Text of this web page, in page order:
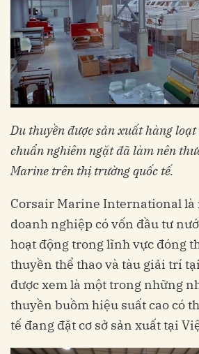
Du thuyền được sản xuất hàng
chuẩn nghiêm ngặt đã làm nên
Marine trên thị trường quốc tế.
Corsair Marine International
doanh nghiệp có vốn đầu tư
hoạt động trong lĩnh vực đóng
thuyền thể thao và tàu giải trí
được xem là một trong những
thuyền buồm hiệu suất cao có
tế đang đặt cơ sở sản xuất tại